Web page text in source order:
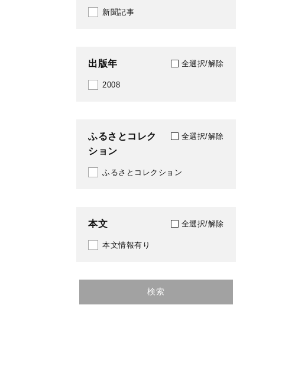
新聞記事
出版年 全選択/解除
2008
ふるさとコレク
ション
全選択/解除
ふるさとコレクション
本文 全選択/解除
本文情報有り
検索